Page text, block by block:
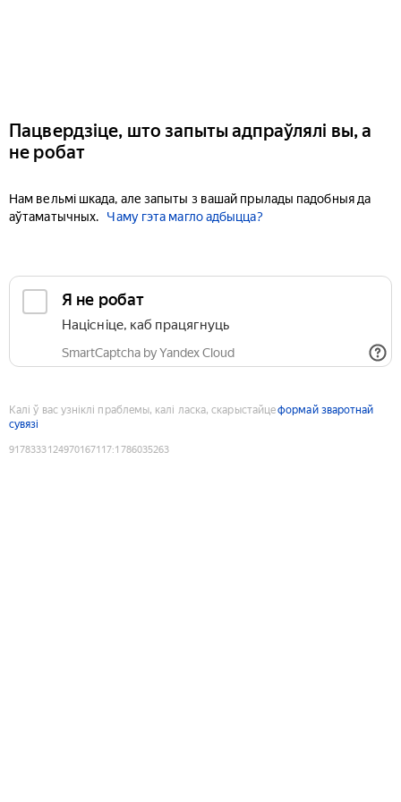
Пацвердзіце, што запыты адпраўлялі вы, а
не робат
Нам вельмі шкада, але запыты з вашай прылады падобныя да
аўтаматычных.
Чаму гэта магло адбыцца?
Я не робат
Націсніце, каб працягнуць
SmartCaptcha by Yandex Cloud
Калі ў вас узніклі праблемы, калі ласка, скарыстайцеформай зваротнай
сувязі
9178333124970167117:1786035263